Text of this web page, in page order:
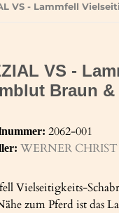
VS - Lammfell
VS -
Braun &
2062-001
WERNER
Vielseitigkeits-
zum Pferd ist das